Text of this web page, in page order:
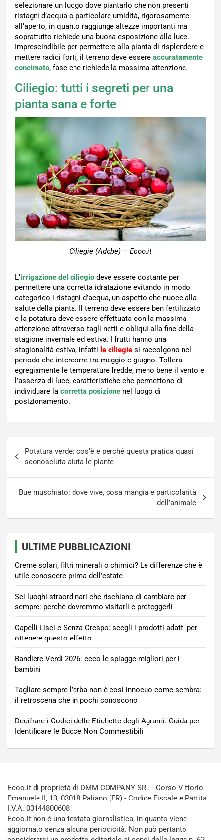
selezionare un luogo dove piantarlo che non presenti
ristagni d’acqua o particolare umidità, rigorosamente
all’aperto, in quanto raggiunge altezze importanti ma
soprattutto richiede una buona esposizione alla luce.
Imprescindibile per permettere alla pianta di risplendere e
mettere radici forti, il terreno deve essere accuratamente
concimato, fase che richiede la massima attenzione.
Ciliegio: tutti i segreti per una
pianta sana e forte
Ciliegie (Adobe) – Ecoo.it
L’irrigazione del ciliegio deve essere costante per
permettere una corretta idratazione evitando in modo
categorico i ristagni d’acqua, un aspetto che nuoce alla
salute della pianta. Il terreno deve essere ben fertilizzato
e la potatura deve essere effettuata con la massima
attenzione attraverso tagli netti e obliqui alla fine della
stagione invernale ed estiva. I frutti hanno una
stagionalità estiva, infatti le ciliegie si raccolgono nel
periodo che intercorre tra maggio e giugno. Tollera
egregiamente le temperature fredde, meno bene il vento e
l’assenza di luce, caratteristiche che permettono di
individuare la corretta posizione nel luogo di
posizionamento.
articoli
Potatura verde: cos’è e perché questa pratica quasi
sconosciuta aiuta le piante
Bue muschiato: dove vive, cosa mangia e particolarità
dell’animale
ULTIME PUBBLICAZIONI
Creme solari, filtri minerali o chimici? Le differenze che è
utile conoscere prima dell’estate
Sei luoghi straordinari che rischiano di cambiare per
sempre: perché dovremmo visitarli e proteggerli
Capelli Lisci e Senza Crespo: scegli i prodotti adatti per
ottenere questo effetto
Bandiere Verdi 2026: ecco le spiagge migliori per i
bambini
Tagliare sempre l’erba non è così innocuo come sembra:
il retroscena che in pochi conoscono
Decifrare i Codici delle Etichette degli Agrumi: Guida per
Identificare le Bucce Non Commestibili
Ecoo.it di proprietà di DMM COMPANY SRL - Corso Vittorio
Emanuele II, 13, 03018 Paliano (FR) - Codice Fiscale e Partita
I.V.A. 03144800608
Ecoo.it non è una testata giornalistica, in quanto viene
aggiornato senza alcuna periodicità. Non può pertanto